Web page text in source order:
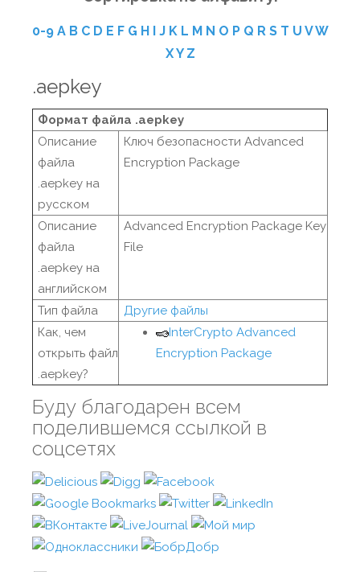
0-9 A B C D E F G H I J K L M N O P Q R S T U VW
XY Z
.aepkey
Формат файла .aepkey
Описание
файла
.aepkey на
русском
Ключ безопасности Advanced
Encryption Package
Описание
файла
.aepkey на
английском
Advanced Encryption Package Key
File
Тип файла
Другие файлы
Как, чем
открыть файл
.aepkey?
InterCrypto Advanced
Encryption Package
Буду благодарен всем
поделившемся ссылкой в
соцсетях